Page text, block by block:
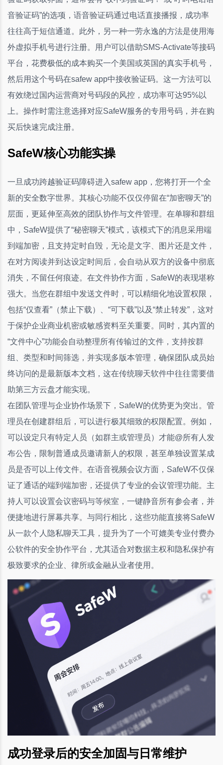
音验证码”的选项，语音验证码通过电话直接播报，成功率
往往高于短信通道。此外，另一种一劳永逸的方法是使用海
外虚拟手机号进行注册。用户可以借助SMS-Activate等接码
平台，花费极低的成本购买一个美国或英国的真实手机号，
然后用这个号码在safew app中接收验证码。这一方法可以
有效绕过国内运营商对号码段的风控，成功率可达95%以
上。操作时需注意选择对应SafeW服务的专用号码，并在购
买后快速完成注册。
SafeW核心功能实操
一旦成功跨越验证码障碍进入safew app，您将打开一个全
新的安全数字世界。其核心功能不仅仅停留在“加密聊天”的
层面，更延伸至高效的团队协作与文件管理。在单聊和群组
中，SafeW提供了“秘密聊天”模式，该模式下的消息采用端
到端加密，且支持定时自毁，无论是文字、图片还是文件，
在对方阅读并到达设定时间后，会自动从双方的设备中彻底
消失，不留任何痕迹。在文件协作方面，SafeW的表现堪称
强大。当您在群组中发送文件时，可以精细化地设置权限，
包括“仅查看”（禁止下载）、“可下载”以及“禁止转发”，这对
于保护企业商业机密或敏感资料至关重要。同时，其内置的
“文件中心”功能会自动整理所有传输过的文件，支持按群
组、类型和时间筛选，并实现多版本管理，确保团队成员始
终访问的是最新版本文档，这在传统聊天软件中往往需要借
助第三方云盘才能实现。
在团队管理与企业协作场景下，SafeW的优势更为突出。管
理员在创建群组后，可以进行极其细致的权限配置。例如，
可以设定只有特定人员（如群主或管理员）才能@所有人发
布公告，限制普通成员邀请新人的权限，甚至单独设置某成
员是否可以上传文件。在语音视频会议方面，SafeW不仅保
证了通话的端到端加密，还提供了专业的会议管理功能。主
持人可以设置会议密码与等候室，一键静音所有参会者，并
便捷地进行屏幕共享。与同行相比，这些功能直接将SafeW
从一款个人隐私聊天工具，提升为了一个可媲美专业付费办
公软件的安全协作平台，尤其适合对数据主权和隐私保护有
极致要求的企业、律所或金融从业者使用。
成功登录后的安全加固与日常维护